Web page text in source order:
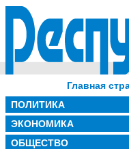
Главная
ПОЛИТИКА
ЭКОНОМИКА
ОБЩЕСТВО